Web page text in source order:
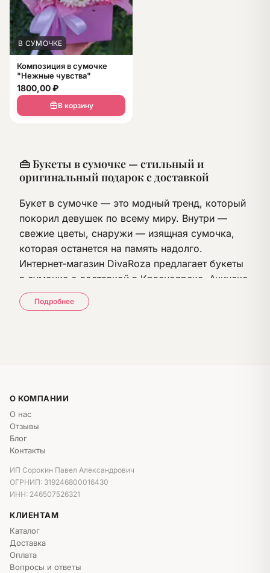
В СУМОЧКЕ
Композиция в сумочке
"Нежные чувства"
1800,00₽
В корзину
👜 Букеты в сумочке — стильный и
оригинальный подарок с доставкой
Букет в сумочке — это модный тренд, который
покорил девушек по всему миру. Внутри —
свежие цветы, снаружи — изящная сумочка,
которая останется на память надолго.
Интернет-магазин DivaRoza предлагает букеты
в сумочке с доставкой в Красноярске, Ачинске,
Назарово и Лесосибирске.
2950 ₽
Композиция "ЛЕТНЕЕ УТРО" — 2600 ₽
подарок?
Два подарка в одном
Памятная вещь
годы
Свежие цветы
альстромерии, гипсофила
Подробнее
О КОМПАНИИ
О нас
Отзывы
Блог
Контакты
ИП Сорокин Павел Александрович
ОГРНИП: 319246800016430
ИНН: 246507526321
КЛИЕНТАМ
Каталог
Доставка
Оплата
Вопросы и ответы